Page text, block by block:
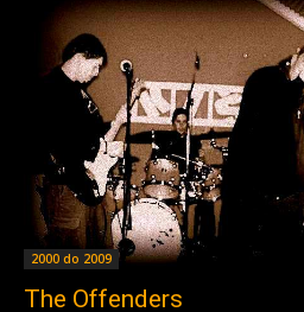
2000 do 2009
The Offenders